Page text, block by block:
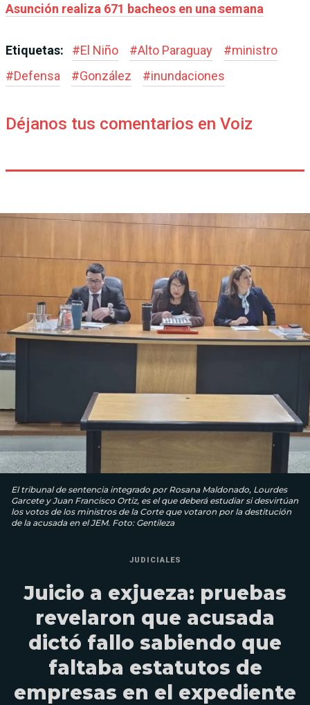
Asunción realiza 671 bacheos en una semana
Etiquetas: #El Niño #Alto Paraguay #ministro
#Defensa #González #inundaciones
Déjanos tus comentarios en Voiz
El tribunal de sentencia integrado por Rosana Maldonado, Lourdes
Garcete y Juan Francisco Ortiz, es el que deberá estudiar si desvirtúan
los votos de los ministros de la Corte que votaron por la destitución
de la acusada en el JEM. Foto: Gentileza
JUDICIALES
Juicio a exjueza: pruebas
revelaron que acusada
dictó fallo sabiendo que
faltaba estatutos de
empresas en el expediente